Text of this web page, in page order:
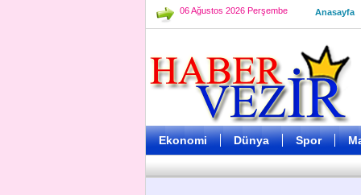
06 Ağustos 2026 Perşembe Anasayfa
Ekonomi Dünya Spor